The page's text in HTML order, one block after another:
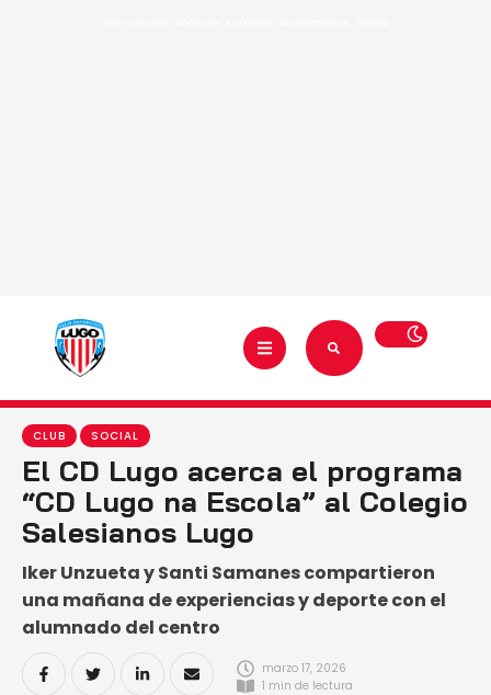
CLUB SOCIAL
El CD Lugo acerca el programa
“CD Lugo na Escola” al Colegio
Salesianos Lugo
Iker Unzueta y Santi Samanes compartieron
una mañana de experiencias y deporte con el
alumnado del centro
marzo 17, 2026
1 min de lectura